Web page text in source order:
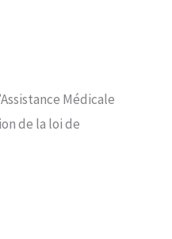
Médicale
de la loi de